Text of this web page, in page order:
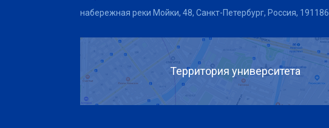
набережная реки Мойки, 48, Санкт-Петербург, Россия, 191186
Территория университета